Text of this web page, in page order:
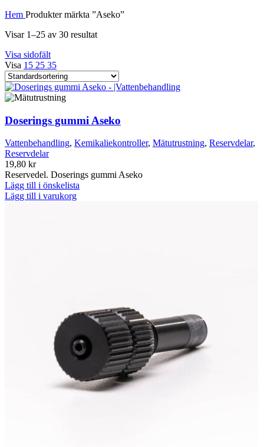
Hem Produkter märkta ”Aseko”
Visar 1–25 av 30 resultat
Visa sidofält
Visa 15 25 35
Doserings gummi Aseko
Vattenbehandling, Kemikaliekontroller, Mätutrustning, Reservdelar,
Reservdelar
19,80 kr
Reservedel. Doserings gummi Aseko
Lägg till i önskelista
Lägg till i varukorg